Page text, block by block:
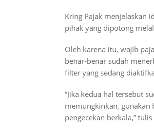
Kring Pajak menjelaskan
pihak yang dipotong
Oleh karena itu, wajib
benar-benar sudah
filter yang sedang
“Jika kedua hal tersebut
memungkinkan, gunakan
pengecekan berkala,”